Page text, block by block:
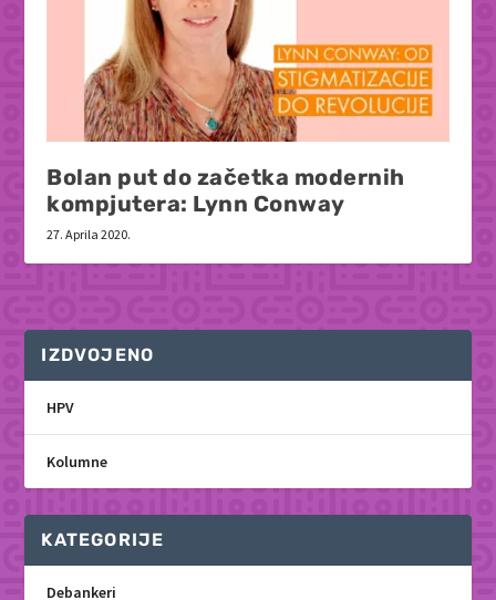
Bolan put do začetka modernih
kompjutera: Lynn Conway
27. Aprila 2020.
IZDVOJENO
HPV
Kolumne
KATEGORIJE
Debankeri